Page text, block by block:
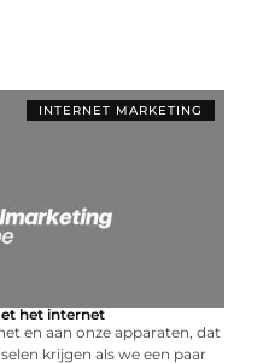
INTERNET MARKETING
het internet
en aan onze apparaten, dat
krijgen als we een paar